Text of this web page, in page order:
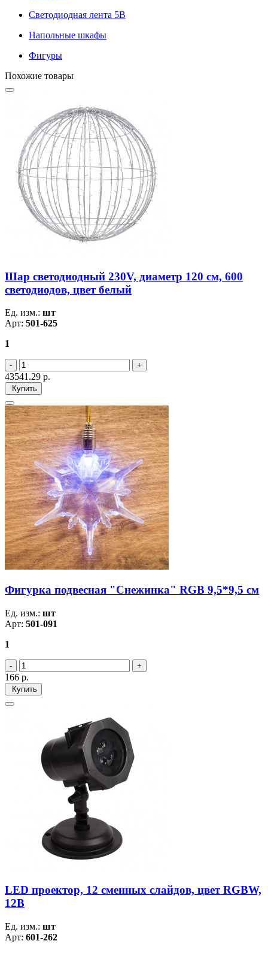
Светодиодная лента 5В
Напольные шкафы
Фигуры
Похожие товары
Шар светодиодный 230V, диаметр 120 см, 600
светодиодов, цвет белый
Ед. изм.: шт
Арт: 501-625
1
43541.29 р.
Купить
Фигурка подвесная "Снежинка" RGB 9,5*9,5 см
Ед. изм.: шт
Арт: 501-091
1
166 р.
Купить
LED проектор, 12 сменных слайдов, цвет RGBW,
12В
Ед. изм.: шт
Арт: 601-262